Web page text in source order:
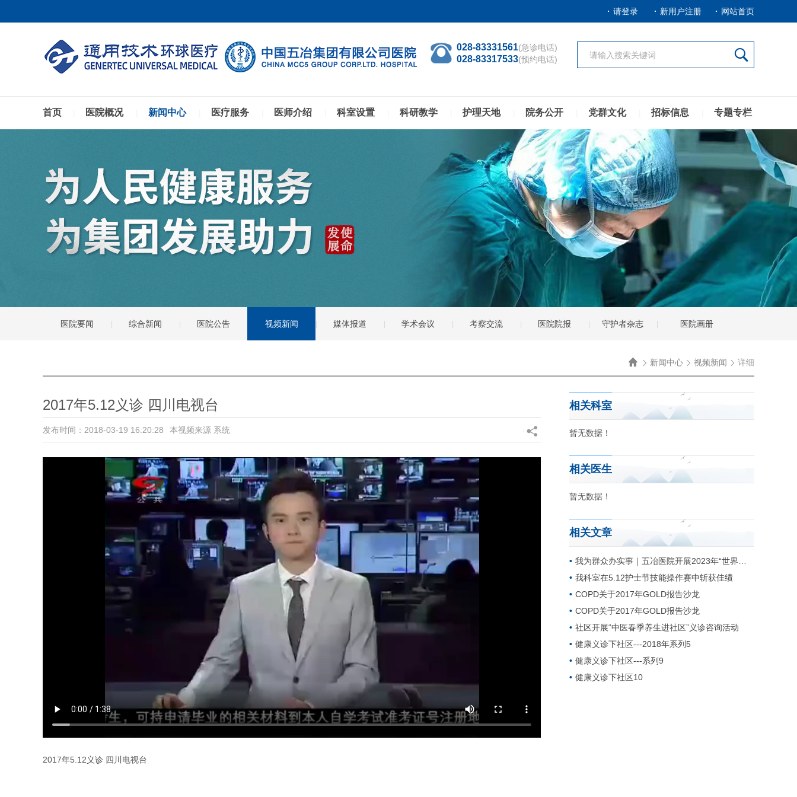
网站首页
请登录 新用户注册
028-83331561(急诊电话)
028-83317533(预约电话) 
首页 医院概况 新闻中心 医疗服务 医师介绍 科室设置 科研教学 护理天地 院务公开 党群文化 招标信息 专题专栏
医院要闻 综合新闻 医院公告 视频新闻 媒体报道 学术会议 考察交流 医院院报 守护者杂志 医院画册
  新闻中心  视频新闻  详细
2017年5.12义诊 四川电视台
发布时间：2018-03-19 16:20:28 本视频来源 系统 
2017年5.12义诊 四川电视台
相关科室
暂无数据！
相关医生
暂无数据！
相关文章
我为群众办实事｜五冶医院开展2023年“世界卒中日”义诊活动
我科室在5.12护士节技能操作赛中斩获佳绩
COPD关于2017年GOLD报告沙龙
COPD关于2017年GOLD报告沙龙
社区开展“中医春季养生进社区”义诊咨询活动
健康义诊下社区---2018年系列5
健康义诊下社区---系列9
健康义诊下社区10